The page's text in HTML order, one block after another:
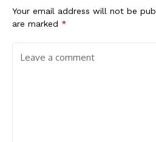
Your email address will not be
are marked *